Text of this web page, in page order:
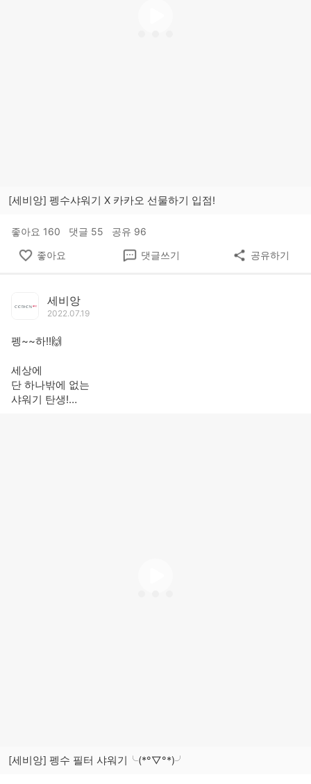
[세비앙] 펭수샤워기 X 카카오 선물하기 입점!
좋아요 160 댓글 55 공유 96
좋아요
댓글쓰기 공유하기
세비앙
2022.07.19
펭~~하!!🙌
세상에
단 하나밖에 없는
샤워기 탄생!
[세비앙] 펭수 필터 샤워기╰(*°▽°*)╯